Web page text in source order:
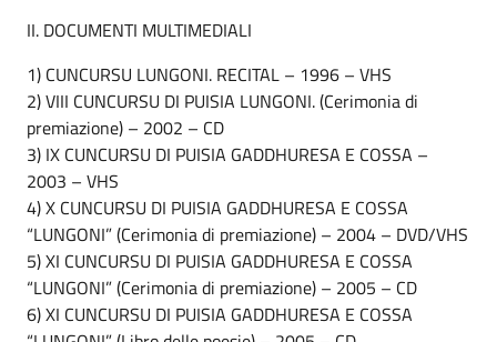
II. DOCUMENTI MULTIMEDIALI
1) CUNCURSU LUNGONI. RECITAL – 1996 – VHS
2) VIII CUNCURSU DI PUISIA LUNGONI. (Cerimonia di
premiazione) – 2002 – CD
3) IX CUNCURSU DI PUISIA GADDHURESA E COSSA –
2003 – VHS
4) X CUNCURSU DI PUISIA GADDHURESA E COSSA
“LUNGONI” (Cerimonia di premiazione) – 2004 – DVD/VHS
5) XI CUNCURSU DI PUISIA GADDHURESA E COSSA
“LUNGONI” (Cerimonia di premiazione) – 2005 – CD
6) XI CUNCURSU DI PUISIA GADDHURESA E COSSA